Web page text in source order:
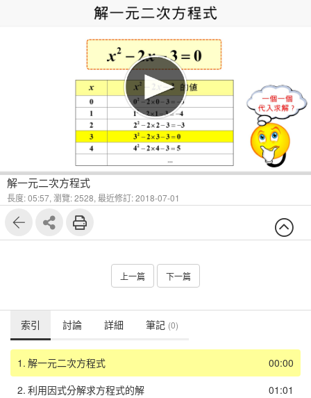
解一元二次方程式
長度: 05:57, 瀏覽: 2528, 最近修訂: 2018-07-01
上一篇 下一篇
索引 討論 詳細 筆記 (0)
00:00
1. 解一元二次方程式
01:01
2. 利用因式分解求方程式的解